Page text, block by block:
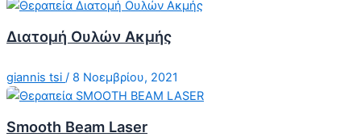
Διατομή Ουλών Ακμής
giannis tsi / 8 Νοεμβρίου, 2021
Smooth Beam Laser